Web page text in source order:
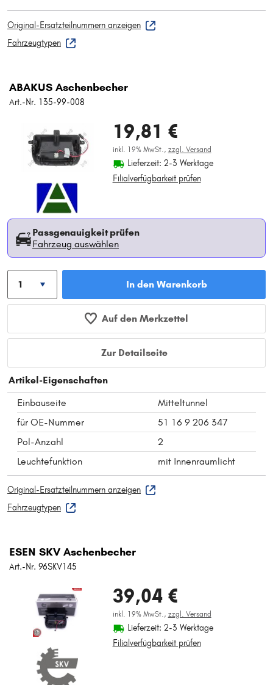
Original-Ersatzteilnummern anzeigen
Fahrzeugtypen
ABAKUS Aschenbecher
Art.-Nr. 135-99-008
19,81 €
inkl. 19% MwSt., zzgl. Versand
Lieferzeit: 2-3 Werktage
Filialverfügbarkeit prüfen
Passgenauigkeit prüfen
Fahrzeug auswählen
In den Warenkorb
Auf den Merkzettel
Zur Detailseite
Artikel-Eigenschaften
Einbauseite
Mitteltunnel
für OE-Nummer
51 16 9 206 347
Pol-Anzahl
2
Leuchtefunktion
mit Innenraumlicht
Original-Ersatzteilnummern anzeigen
Fahrzeugtypen
ESEN SKV Aschenbecher
Art.-Nr. 96SKV145
39,04 €
inkl. 19% MwSt., zzgl. Versand
Lieferzeit: 2-3 Werktage
Filialverfügbarkeit prüfen